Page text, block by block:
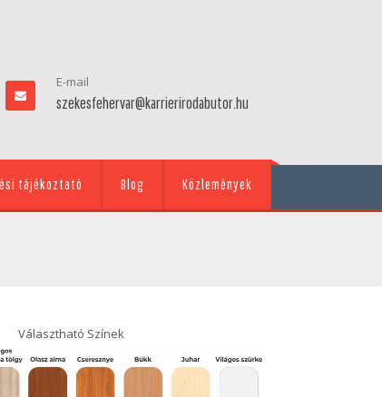
E-mail
szekesfehervar@karrierirodabutor.hu
tájékoztató Blog Közlemények
Választható Színek